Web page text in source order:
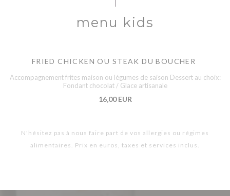
menu kids
FRIED CHICKEN OU STEAK DU BOUCHER
Accompagnement frites maison ou légumes de saison Dessert au choix:
Fondant chocolat / Glace artisanale
16,00 EUR
N'hésitez pas à nous faire part de vos allergies ou régimes
alimentaires. Prix en euros, taxes et services inclus.